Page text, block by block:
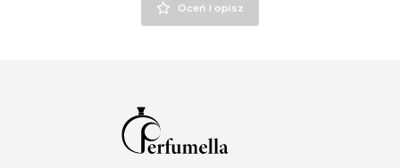
Oceń i opisz